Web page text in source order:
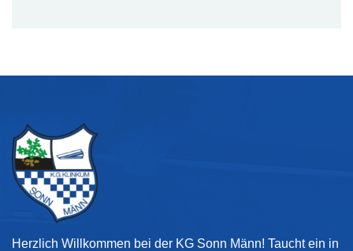
Herzlich Willkommen bei der KG Sonn Männ! Taucht ein in